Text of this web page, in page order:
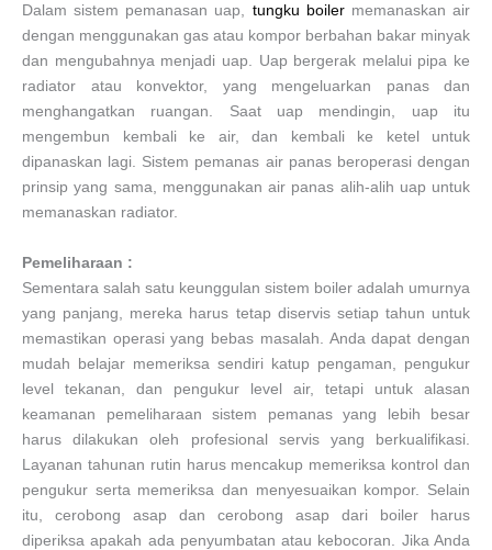
Dalam sistem pemanasan uap, tungku boilermemanaskan air
dengan menggunakan gas atau kompor berbahan bakar minyak
dan mengubahnya menjadi uap. Uap bergerak melalui pipa ke
radiator atau konvektor, yang mengeluarkan panas dan
menghangatkan ruangan. Saat uap mendingin, uap itu
mengembun kembali ke air, dan kembali ke ketel untuk
dipanaskan lagi. Sistem pemanas air panas beroperasi dengan
prinsip yang sama, menggunakan air panas alih-alih uap untuk
memanaskan radiator.
Pemeliharaan :
Sementara salah satu keunggulan sistem boiler adalah umurnya
yang panjang, mereka harus tetap diservis setiap tahun untuk
memastikan operasi yang bebas masalah. Anda dapat dengan
mudah belajar memeriksa sendiri katup pengaman, pengukur
level tekanan, dan pengukur level air, tetapi untuk alasan
keamanan pemeliharaan sistem pemanas yang lebih besar
harus dilakukan oleh profesional servis yang berkualifikasi.
Layanan tahunan rutin harus mencakup memeriksa kontrol dan
pengukur serta memeriksa dan menyesuaikan kompor. Selain
itu, cerobong asap dan cerobong asap dari boiler harus
diperiksa apakah ada penyumbatan atau kebocoran. Jika Anda